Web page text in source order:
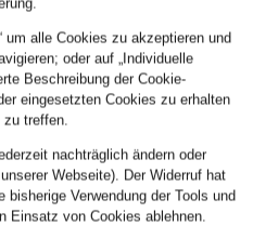
um alle Cookies zu akzeptieren und
oder auf „Individuelle
Beschreibung der Cookie-
eingesetzten Cookies zu erhalten
zu treffen.
nachträglich ändern oder
Webseite). Der Widerruf hat
bisherige Verwendung der Tools und
Einsatz von Cookies ablehnen.